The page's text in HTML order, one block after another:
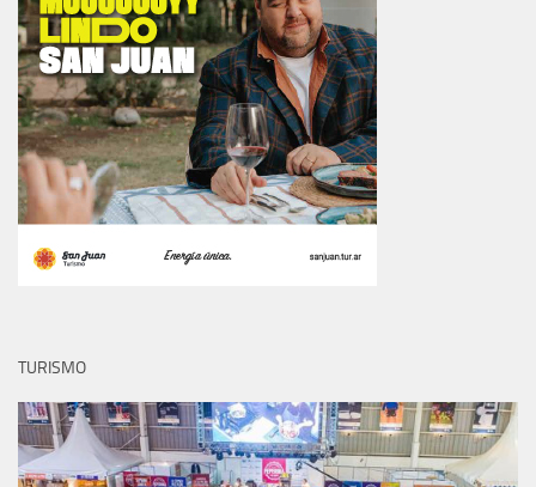
TURISMO